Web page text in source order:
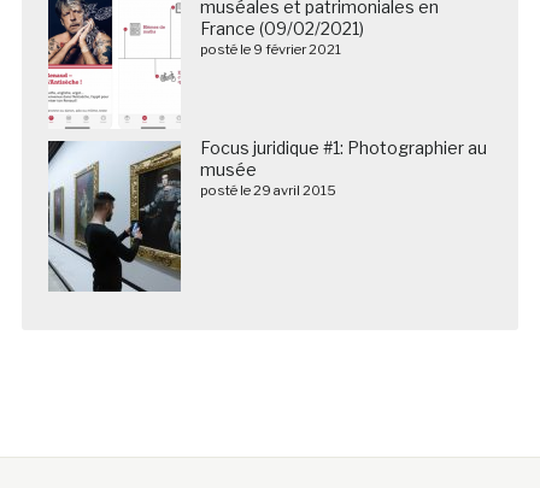
muséales et patrimoniales en
France (09/02/2021)
posté le 9 février 2021
Focus juridique #1: Photographier au
musée
posté le 29 avril 2015